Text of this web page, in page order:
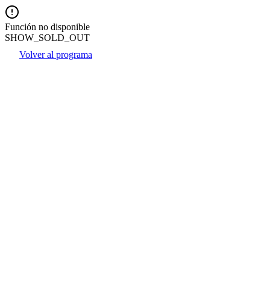
Función no disponible
SHOW_SOLD_OUT
Volver al programa